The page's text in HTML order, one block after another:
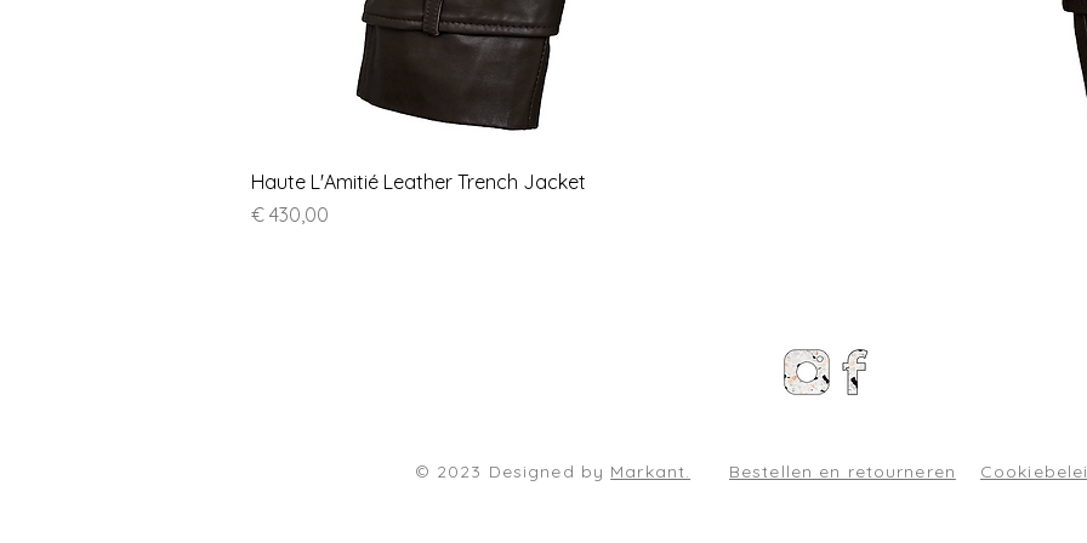
Haute L'Amitié Leather Trench Jacket
Prijs
€ 430,00
© 2023 Designed by Markant. Bestellen en retourneren